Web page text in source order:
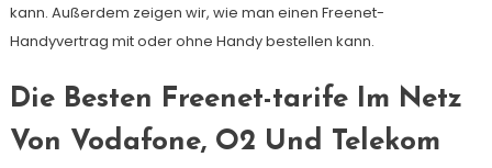
kann. Außerdem zeigen wir, wie man einen Freenet-
Handyvertrag mit oder ohne Handy bestellen kann.
Die Besten Freenet-tarife Im Netz
Von Vodafone, O2 Und Telekom